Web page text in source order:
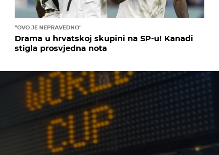
"OVO JE NEPRAVEDNO"
Drama u hrvatskoj skupini na SP-u! Kanadi
stigla prosvjedna nota